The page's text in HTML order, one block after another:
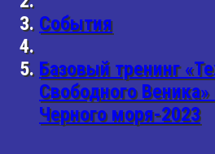
События
Базовый тренинг
Свободного Веника»
Черного моря-2023